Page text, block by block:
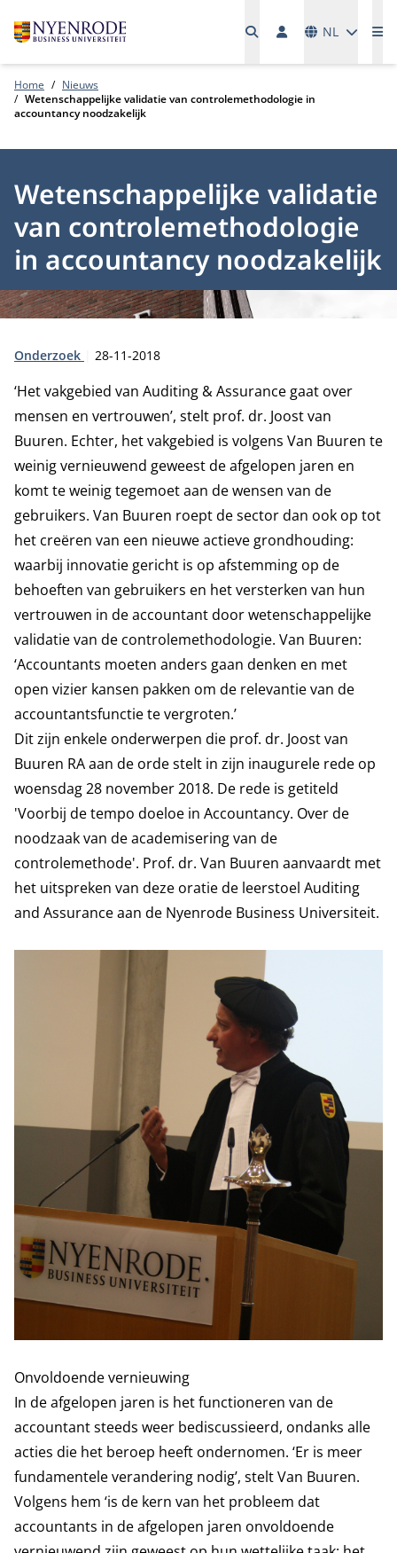
NL
Home
Nieuws
Wetenschappelijke validatie van controlemethodologie in
accountancy noodzakelijk
Wetenschappelijke validatie
van controlemethodologie
in accountancy noodzakelijk
Type:
Onderzoek Publicatiedatum:
28-11-2018
‘Het vakgebied van Auditing & Assurance gaat over
mensen en vertrouwen’, stelt prof. dr. Joost van
Buuren. Echter, het vakgebied is volgens Van Buuren te
weinig vernieuwend geweest de afgelopen jaren en
komt te weinig tegemoet aan de wensen van de
gebruikers. Van Buuren roept de sector dan ook op tot
het creëren van een nieuwe actieve grondhouding:
waarbij innovatie gericht is op afstemming op de
behoeften van gebruikers en het versterken van hun
vertrouwen in de accountant door wetenschappelijke
validatie van de controlemethodologie. Van Buuren:
‘Accountants moeten anders gaan denken en met
open vizier kansen pakken om de relevantie van de
accountantsfunctie te vergroten.’
Dit zijn enkele onderwerpen die prof. dr. Joost van
Buuren RAaan de orde stelt in zijn inaugurele rede op
woensdag 28 november 2018. De rede is getiteld
'Voorbij de tempo doeloe in Accountancy. Over de
noodzaak van de academisering van de
controlemethode'. Prof. dr. Van Buuren aanvaardt met
het uitspreken van deze oratie de leerstoel Auditing
and Assurance aan de Nyenrode Business Universiteit.
Onvoldoende vernieuwing
In de afgelopen jaren is het functioneren van de
accountant steeds weer bediscussieerd, ondanks alle
acties die het beroep heeft ondernomen. ‘Er is meer
fundamentele verandering nodig’, stelt Van Buuren.
Volgens hem ‘is de kern van het probleem dat
accountants in de afgelopen jaren onvoldoende